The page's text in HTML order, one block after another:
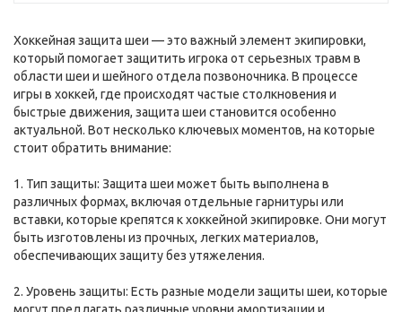
Хоккейная защита шеи — это важный элемент экипировки,
который помогает защитить игрока от серьезных травм в
области шеи и шейного отдела позвоночника. В процессе
игры в хоккей, где происходят частые столкновения и
быстрые движения, защита шеи становится особенно
актуальной. Вот несколько ключевых моментов, на которые
стоит обратить внимание:
1. Тип защиты: Защита шеи может быть выполнена в
различных формах, включая отдельные гарнитуры или
вставки, которые крепятся к хоккейной экипировке. Они могут
быть изготовлены из прочных, легких материалов,
обеспечивающих защиту без утяжеления.
2. Уровень защиты: Есть разные модели защиты шеи, которые